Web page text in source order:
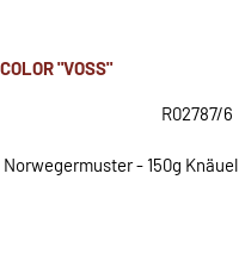
"VOSS"
R02787/6
- 150g Knäuel